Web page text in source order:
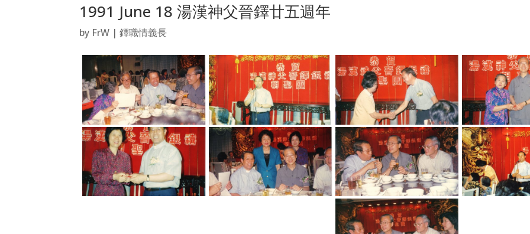
1991 June 18 湯漢神父晉鐸廿五週年
by FrW |鐸職情義長